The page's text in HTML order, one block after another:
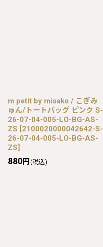
m petit by misako / こぎみ
ゅん/トートバッグ ピンク S-
26-07-04-005-LO-BG-AS-
ZS [2100020000042642-S-
26-07-04-005-LO-BG-AS-
ZS]
880円 (税込)